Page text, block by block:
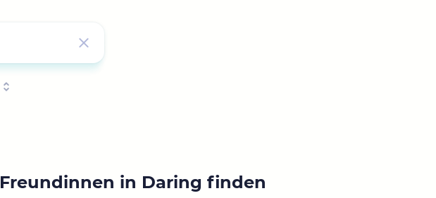
Freundinnen in Daring finden